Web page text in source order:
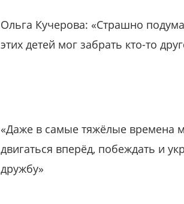
Ольга Кучерова: «Страшно
этих детей мог забрать кто-то
«Даже в самые тяжёлые времена
двигаться вперёд, побеждать и
дружбу»